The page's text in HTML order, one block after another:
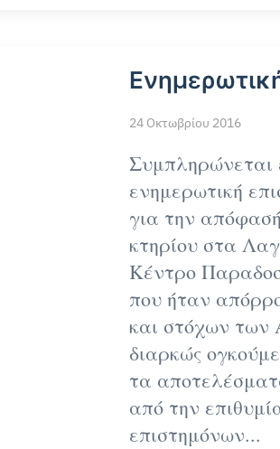
24 Οκτωβρίου 2016
Συμπληρώνεται
ενημερωτική
για την
κτηρίου στα
Κέντρο
που ήταν
και στόχων των
διαρκώς
τα
από την
επιστημόνων...